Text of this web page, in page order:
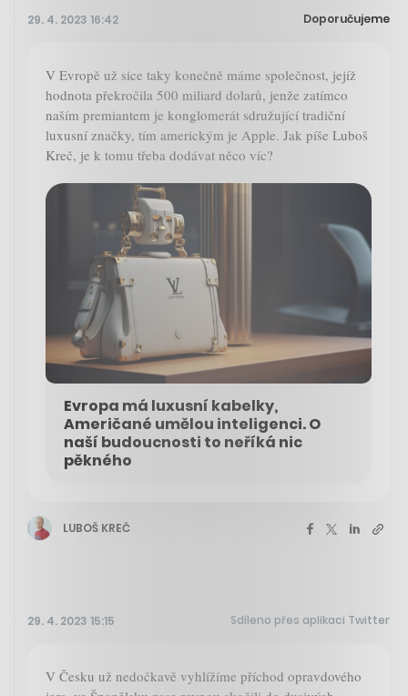
29. 4. 2023 16:42 Doporučujeme
V Evropě už sice taky konečně máme společnost, jejíž
hodnota překročila 500 miliard dolarů, jenže zatímco
naším premiantem je konglomerát sdružující tradiční
luxusní značky, tím americkým je Apple. Jak píše Luboš
Kreč, je k tomu třeba dodávat něco víc?
Evropa má luxusní kabelky,
Američané umělou inteligenci. O
naší budoucnosti to neříká nic
pěkného
LUBOŠ KREČ
29. 4. 2023 15:15 Sdíleno přes aplikaci Twitter
V Česku už nedočkavě vyhlížíme příchod opravdového